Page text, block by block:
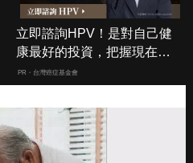
立即諮詢HPV！是對自己健
康最好的投資，把握現在不
嫌晚！
PR・台灣癌症基金會